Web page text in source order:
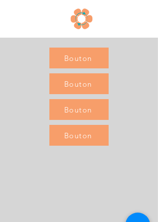
Bouton
Bouton
Bouton
Bouton